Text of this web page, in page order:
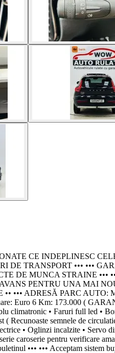
CE INDEPLINESC
TRANSPORT ••• •••
DE MUNCA STRAINE •••
PENTRU UNA MAI
••• ADRESĂ PARC AUTO:
Euro 6 Km: 173.000 (
climatronic • Faruri full led •
Recunoaste semnele de
• Oglinzi incalzite • Servo
caroserie pentru verificare
••• ••• Acceptam sistem